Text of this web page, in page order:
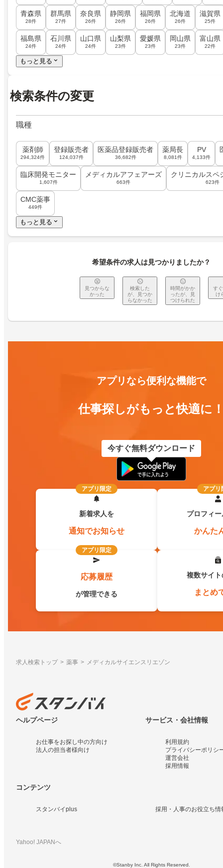
青森県
28件
群馬県
27件
奈良県
26件
静岡県
26件
福岡県
26件
北海道
26件
滋賀県
25件
福島県
24件
石川県
24件
山口県
24件
山梨県
23件
愛媛県
23件
岡山県
23件
富山県
22件
もっと見る
検索条件の変更
職種
薬剤師
294,324件
登録販売者
124,037件
医薬品登録販売者
36,682件
薬局長
8,081件
PV
4,133件
臨床開発モニター
1,607件
メディカルアフェアーズ
663件
クリニカルスペ
623件
CMC薬事
449件
もっと見る
希望条件の求人は見つかりましたか？
見つからな
かった
検索した
が、見つか
らなかった
時間がかか
ったが、見
つけられた
す
け
アプリなら便利な機能で
仕事探しがもっと快適に
今すぐ無料ダウンロード
アプリ限定
新着求人を
通知でお知らせ
アプリ
プロフィ
かんた
アプリ限定
応募履歴
が管理できる
複数サイ
まとめ
求人検索トップ 薬事 メディカルサイエンスリエゾン
ヘルプページ
お仕事をお探し中の方向け
法人の担当者様向け
サービス・会社情報
利用規約
プライバシーポリシ
運営会社
採用情報
コンテンツ
スタンバイplus 採用・人事のお役立ち情
Yahoo! JAPANへ
©Stanby Inc. All Rights Reserved.